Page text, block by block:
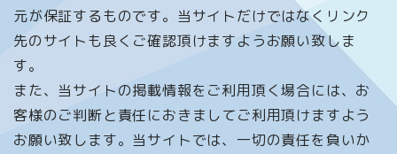
元が保証するものです。当サイトだけではなくリンク
先のサイトも良くご確認頂けますようお願い致しま
す。
また、当サイトの掲載情報をご利用頂く場合には、お
客様のご判断と責任におきましてご利用頂けますよう
お願い致します。当サイトでは、一切の責任を負いか